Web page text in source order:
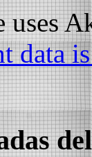
uses
data